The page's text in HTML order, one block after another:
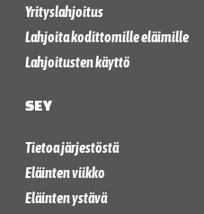
Yrityslahjoitus
Lahjoita kodittomille eläimille
Lahjoitusten käyttö
SEY
Tietoa järjestöstä
Eläinten viikko
Eläinten ystävä